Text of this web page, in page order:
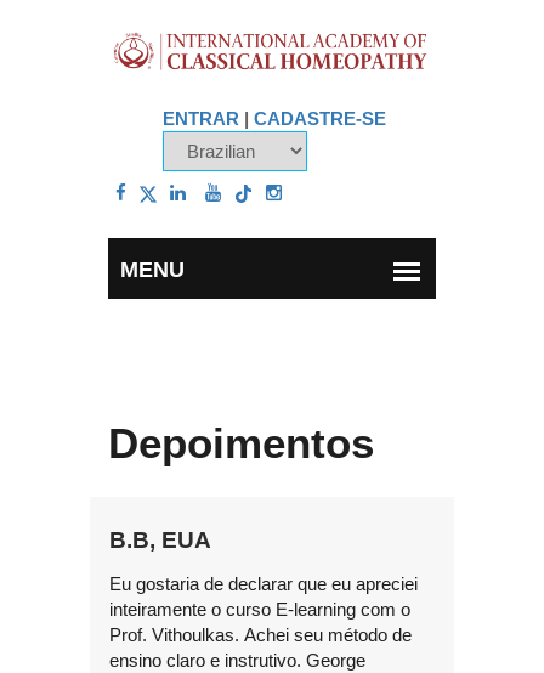
ENTRAR | CADASTRE-SE
Depoimentos
B.B, EUA
Eu gostaria de declarar que eu apreciei
inteiramente o curso E-learning com o
Prof. Vithoulkas. Achei seu método de
ensino claro e instrutivo. George